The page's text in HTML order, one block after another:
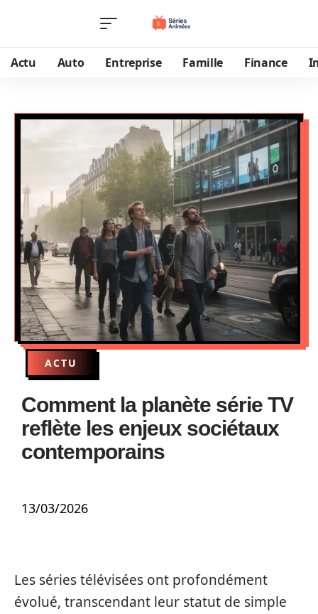
Actu Auto Entreprise Famille Finance
ACTU
Comment la planète série TV
reflète les enjeux sociétaux
contemporains
13/03/2026
Les séries télévisées ont profondément
évolué, transcendant leur statut de simple